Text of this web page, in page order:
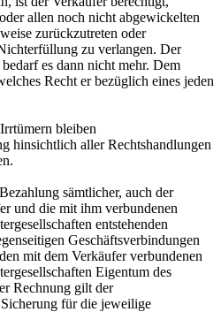
allen noch nicht abgewickelten
zurückzutreten oder
zu verlangen. Der
es dann nicht mehr. Dem
Recht er bezüglich eines jeden
bleiben
hinsichtlich aller Rechtshandlungen
sämtlicher, auch der
und die mit ihm verbundenen
entstehenden
Geschäftsverbindungen
mit dem Verkäufer verbundenen
Eigentum des
Rechnung gilt der
für die jeweilige